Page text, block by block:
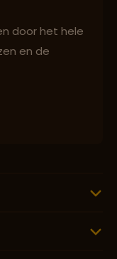
door het hele
en de